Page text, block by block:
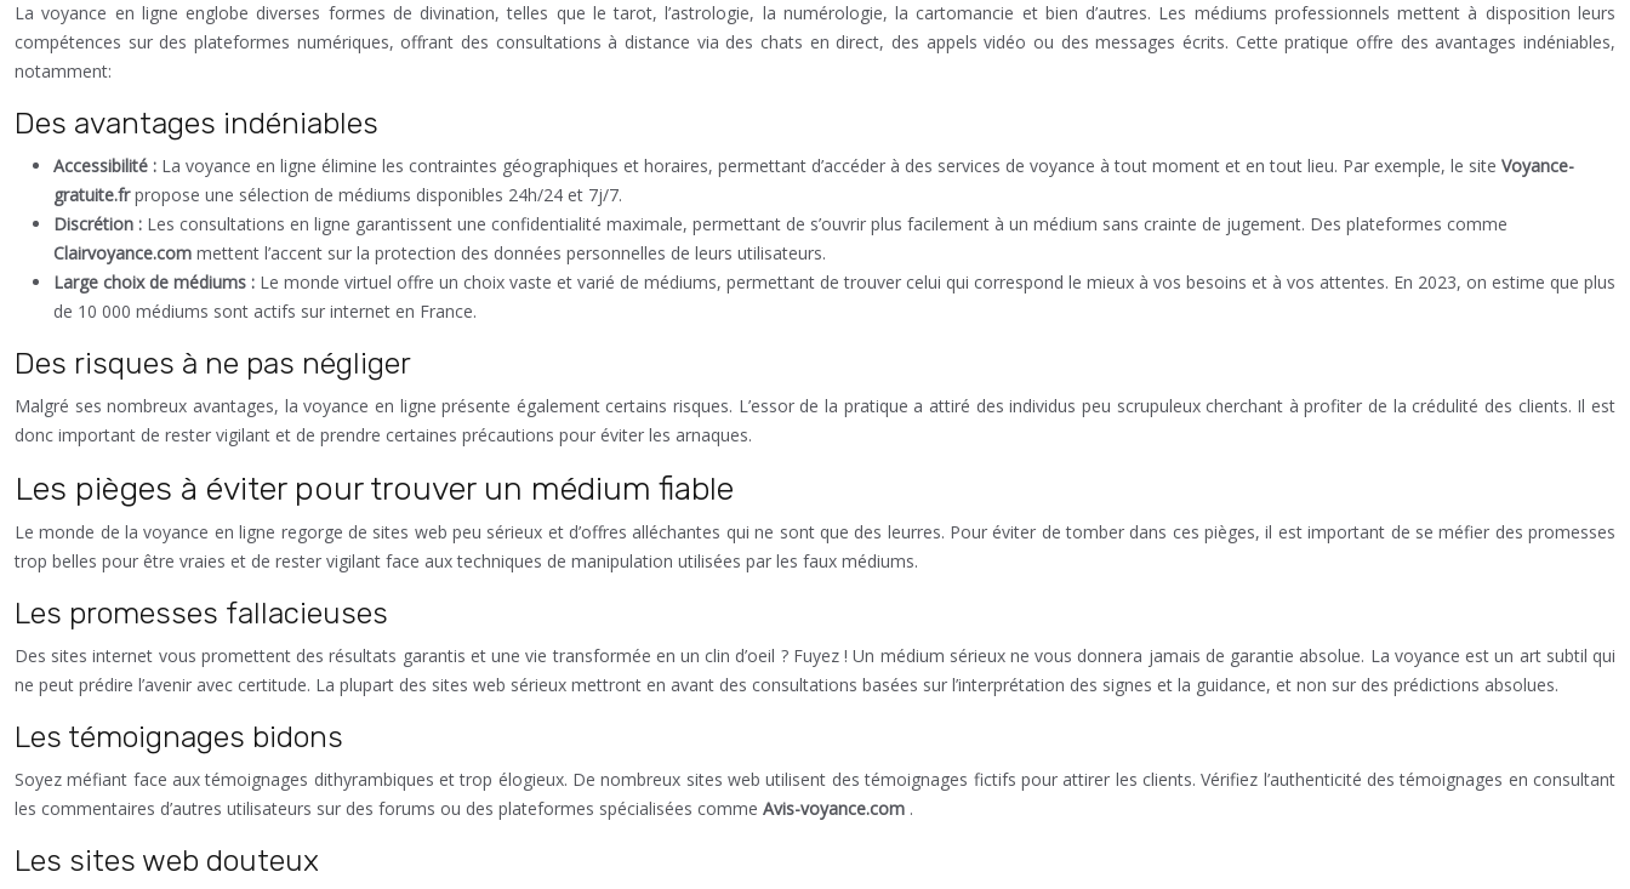
La voyance en ligne englobe diverses formes de divination, telles que le tarot, l’astrologie, la numérologie, la cartomancie et bien d’autres. Les médiums professionnels mettent à disposition leurs
compétences sur des plateformes numériques, offrant des consultations à distance via des chats en direct, des appels vidéo ou des messages écrits. Cette pratique offre des avantages indéniables,
notamment:
Des avantages indéniables
Accessibilité : La voyance en ligne élimine les contraintes géographiques et horaires, permettant d’accéder à des services de voyance à tout moment et en tout lieu. Par exemple, le site Voyance-
gratuite.frpropose une sélection de médiums disponibles 24h/24 et 7j/7.
Discrétion : Les consultations en ligne garantissent une confidentialité maximale, permettant de s’ouvrir plus facilement à un médium sans crainte de jugement. Des plateformes comme
Clairvoyance.com mettent l’accent sur la protection des données personnelles de leurs utilisateurs.
Large choix de médiums : Le monde virtuel offre un choix vaste et varié de médiums, permettant de trouver celui qui correspond le mieux à vos besoins et à vos attentes. En 2023, on estime que plus
de 10 000 médiums sont actifs sur internet en France.
Des risques à ne pas négliger
Malgré ses nombreux avantages, la voyance en ligne présente également certains risques. L’essor de la pratique a attiré des individus peu scrupuleux cherchant à profiter de la crédulité des clients. Il est
donc important de rester vigilant et de prendre certaines précautions pour éviter les arnaques.
Les pièges à éviter pour trouver un médium fiable
Le monde de la voyance en ligne regorge de sites web peu sérieux et d’offres alléchantes qui ne sont que des leurres. Pour éviter de tomber dans ces pièges, il est important de se méfier des promesses
trop belles pour être vraies et de rester vigilant face aux techniques de manipulation utilisées par les faux médiums.
Les promesses fallacieuses
Des sites internet vous promettent des résultats garantis et une vie transformée en un clin d’oeil ? Fuyez ! Un médium sérieux ne vous donnera jamais de garantie absolue. La voyance est un art subtil qui
ne peut prédire l’avenir avec certitude. La plupart des sites web sérieux mettront en avant des consultations basées sur l’interprétation des signes et la guidance, et non sur des prédictions absolues.
Les témoignages bidons
Soyez méfiant face aux témoignages dithyrambiques et trop élogieux. De nombreux sites web utilisent des témoignages fictifs pour attirer les clients. Vérifiez l’authenticité des témoignages en consultant
les commentaires d’autres utilisateurs sur des forums ou des plateformes spécialisées comme Avis-voyance.com .
Les sites web douteux